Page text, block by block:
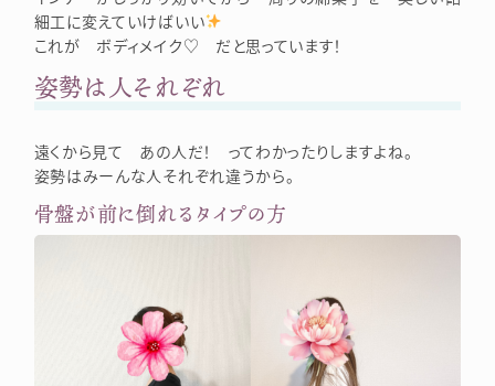
細工に変えていけばいい
これが ボディメイク♡ だと思っています！
姿勢は人それぞれ
遠くから見て あの人だ！ ってわかったりしますよね。
姿勢はみーんな人それぞれ違うから。
骨盤が前に倒れるタイプの方